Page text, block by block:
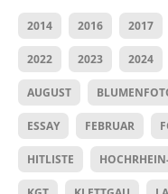
2014 2016 2017
2022 2023 2024
AUGUST
ESSAY FEBRUAR
HITLISTE